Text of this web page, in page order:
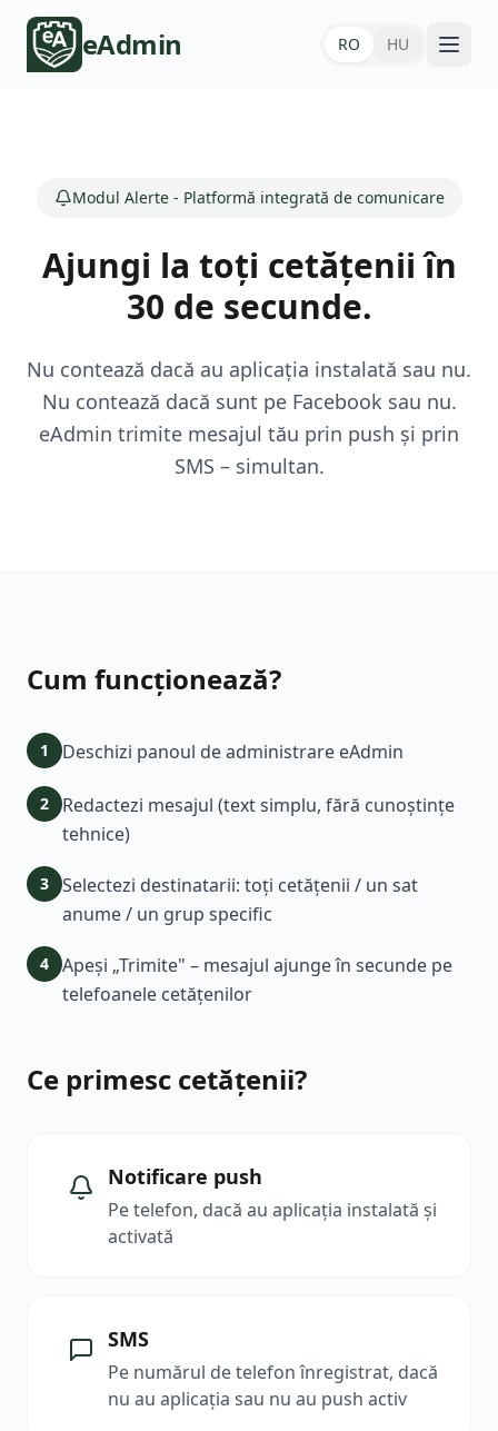
eAdmin RO HU
Modul Alerte - Platformă integrată de comunicare
Ajungi la toți cetățenii în
30 de secunde.
Nu contează dacă au aplicația instalată sau nu.
Nu contează dacă sunt pe Facebook sau nu.
eAdmin trimite mesajul tău prin push și prin
SMS – simultan.
Cum funcționează?
1 Deschizi panoul de administrare eAdmin
2
Redactezi mesajul (text simplu, fără cunoștințe
tehnice)
3
Selectezi destinatarii: toți cetățenii / un sat
anume / un grup specific
4
Apeși „Trimite" – mesajul ajunge în secunde pe
telefoanele cetățenilor
Ce primesc cetățenii?
Notificare push
Pe telefon, dacă au aplicația instalată și
activată
SMS
Pe numărul de telefon înregistrat, dacă
nu au aplicația sau nu au push activ